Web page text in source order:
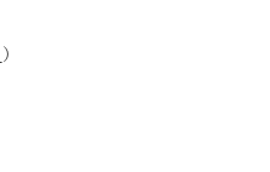
）